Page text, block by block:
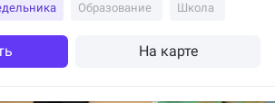
Образование Школа
На карте